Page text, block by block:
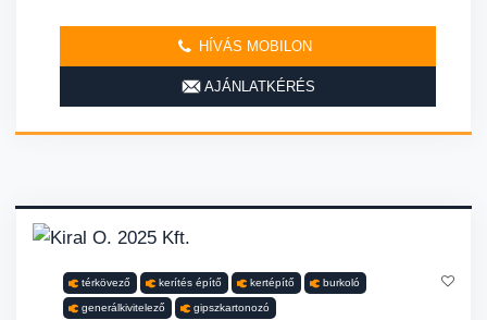
HÍVÁS MOBILON
AJÁNLATKÉRÉS
térkövező kerítés építő kertépítő burkoló
generálkivitelező gipszkartonozó